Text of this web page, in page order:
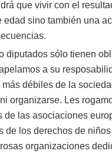
que vivir con el
edad sino también una
diputados sólo tienen
a su
débiles de la
organizarse. Les
de las asociaciones
de los derechos de
organizaciones